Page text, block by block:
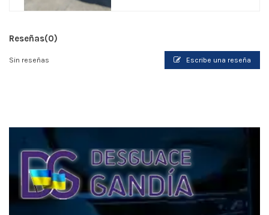
Reseñas(0)
Sin reseñas Escribe una reseña